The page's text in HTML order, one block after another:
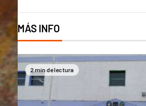
MÁS INFO
2 min de lectura